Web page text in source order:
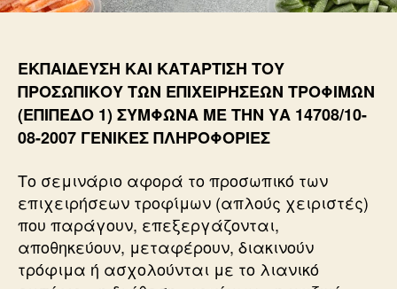
ΕΚΠΑΙΔΕΥΣΗ ΚΑΙ ΚΑΤΑΡΤΙΣΗ ΤΟΥ
ΠΡΟΣΩΠΙΚΟΥ ΤΩΝ ΕΠΙΧΕΙΡΗΣΕΩΝ ΤΡΟΦΙΜΩΝ
(ΕΠΙΠΕΔΟ 1) ΣΥΜΦΩΝΑ ΜΕ ΤΗΝ ΥΑ 14708/10-
08-2007 ΓΕΝΙΚΕΣ ΠΛΗΡΟΦΟΡΙΕΣ
Το σεμινάριο αφορά το προσωπικό των
επιχειρήσεων τροφίμων (απλούς χειριστές)
που παράγουν, επεξεργάζονται,
αποθηκεύουν, μεταφέρουν, διακινούν
τρόφιμα ή ασχολούνται με το λιανικό